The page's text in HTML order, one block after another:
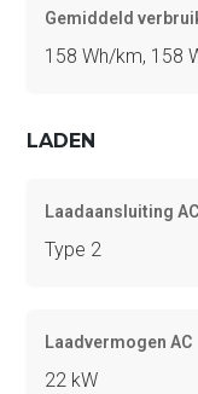
Gemiddeld
158 Wh/km, 158
LADEN
Laadaansluiting AC
Type 2
Laadvermogen AC
22 kW